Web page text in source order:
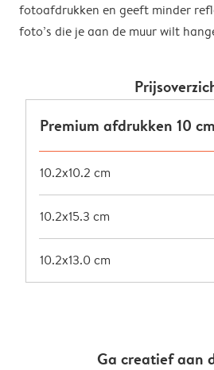
fotoafdrukken en geeft minder
foto’s die je aan de muur wilt
Premium afdrukken 10 cm
10.2x10.2 cm
10.2x15.3 cm
10.2x13.0 cm
Ga creatief aan